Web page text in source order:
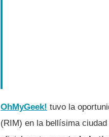
OhMyGeek! tuvo la
(RIM) en la bellí­sima